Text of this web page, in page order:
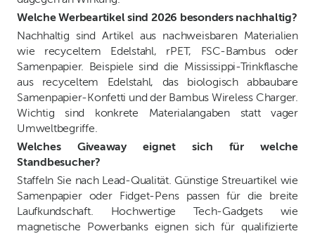
Welche Werbeartikel sind 2026 besonders nachhaltig?
Nachhaltig sind Artikel aus nachweisbaren Materialien
wie recyceltem Edelstahl, rPET, FSC-Bambus oder
Samenpapier. Beispiele sind die Mississippi-Trinkflasche
aus recyceltem Edelstahl, das biologisch abbaubare
Samenpapier-Konfetti und der Bambus Wireless Charger.
Wichtig sind konkrete Materialangaben statt vager
Umweltbegriffe.
Welches Giveaway eignet sich für welche
Standbesucher?
Staffeln Sie nach Lead-Qualität. Günstige Streuartikel wie
Samenpapier oder Fidget-Pens passen für die breite
Laufkundschaft. Hochwertige Tech-Gadgets wie
magnetische Powerbanks eignen sich für qualifizierte